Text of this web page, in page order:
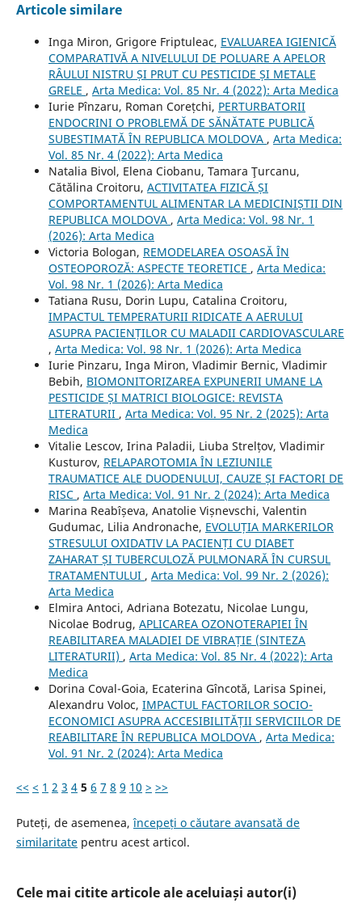
Articole similare
Inga Miron, Grigore Friptuleac, EVALUAREA IGIENICĂ
COMPARATIVĂ A NIVELULUI DE POLUARE A APELOR
RÂULUI NISTRU ȘI PRUT CU PESTICIDE ȘI METALE
GRELE , Arta Medica: Vol. 85 Nr. 4 (2022): Arta Medica
Iurie Pînzaru, Roman Corețchi, PERTURBATORII
ENDOCRINI O PROBLEMĂ DE SĂNĂTATE PUBLICĂ
SUBESTIMATĂ ÎN REPUBLICA MOLDOVA , Arta Medica:
Vol. 85 Nr. 4 (2022): Arta Medica
Natalia Bivol, Elena Ciobanu, Tamara Ţurcanu,
Cătălina Croitoru, ACTIVITATEA FIZICĂ ȘI
COMPORTAMENTUL ALIMENTAR LA MEDICINIȘTII DIN
REPUBLICA MOLDOVA , Arta Medica: Vol. 98 Nr. 1
(2026): Arta Medica
Victoria Bologan, REMODELAREA OSOASĂ ÎN
OSTEOPOROZĂ: ASPECTE TEORETICE , Arta Medica:
Vol. 98 Nr. 1 (2026): Arta Medica
Tatiana Rusu, Dorin Lupu, Catalina Croitoru,
IMPACTUL TEMPERATURII RIDICATE A AERULUI
ASUPRA PACIENȚILOR CU MALADII CARDIOVASCULARE
, Arta Medica: Vol. 98 Nr. 1 (2026): Arta Medica
Iurie Pinzaru, Inga Miron, Vladimir Bernic, Vladimir
Bebih, BIOMONITORIZAREA EXPUNERII UMANE LA
PESTICIDE ȘI MATRICI BIOLOGICE: REVISTA
LITERATURII , Arta Medica: Vol. 95 Nr. 2 (2025): Arta
Medica
Vitalie Lescov, Irina Paladii, Liuba Strelțov, Vladimir
Kusturov, RELAPAROTOMIA ÎN LEZIUNILE
TRAUMATICE ALE DUODENULUI, CAUZE ȘI FACTORI DE
RISC , Arta Medica: Vol. 91 Nr. 2 (2024): Arta Medica
Marina Reabîșeva, Anatolie Vișnevschi, Valentin
Gudumac, Lilia Andronache, EVOLUȚIA MARKERILOR
STRESULUI OXIDATIV LA PACIENȚI CU DIABET
ZAHARAT ȘI TUBERCULOZĂ PULMONARĂ ÎN CURSUL
TRATAMENTULUI , Arta Medica: Vol. 99 Nr. 2 (2026):
Arta Medica
Elmira Antoci, Adriana Botezatu, Nicolae Lungu,
Nicolae Bodrug, APLICAREA OZONOTERAPIEI ÎN
REABILITAREA MALADIEI DE VIBRAȚIE (SINTEZA
LITERATURII) , Arta Medica: Vol. 85 Nr. 4 (2022): Arta
Medica
Dorina Coval-Goia, Ecaterina Gîncotă, Larisa Spinei,
Alexandru Voloc, IMPACTUL FACTORILOR SOCIO-
ECONOMICI ASUPRA ACCESIBILITĂȚII SERVICIILOR DE
REABILITARE ÎN REPUBLICA MOLDOVA , Arta Medica:
Vol. 91 Nr. 2 (2024): Arta Medica
<< < 1 2 3 4 5 6 7 8 9 10 > >>
Puteți, de asemenea,începeți o căutare avansată de
similaritatepentru acest articol.
Cele mai citite articole ale aceluiași autor(i)